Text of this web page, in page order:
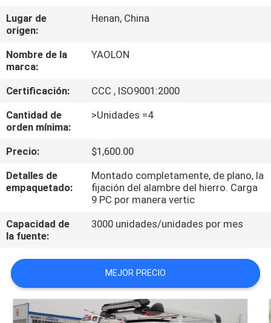
VIAJE
DE
LA
FÁBRICA
CONTROL
DE
CALIDAD
ÉNTRENOS
EN
CONTACTO
CON
NOTICIAS
Lugar de
origen:
Henan, China
Nombre de la
marca:
YAOLON
Certificación:
CCC , ISO9001:2000
Cantidad de
orden mínima:
>Unidades =4
Precio:
$1,600.00
Detalles de
empaquetado:
Montado completamente, de plano, la
fijación del alambre del hierro. Carga
9 PC por manera vertic
Capacidad de
la fuente:
3000 unidades/unidades por mes
MEJOR PRECIO